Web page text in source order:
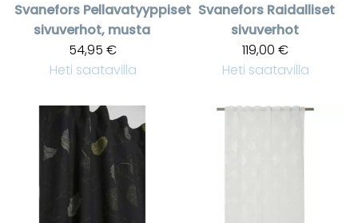
Svanefors Pellavatyyppiset
sivuverhot, musta
54,95 €
Heti saatavilla
Svanefors Raidalliset
sivuverhot
119,00 €
Heti saatavilla